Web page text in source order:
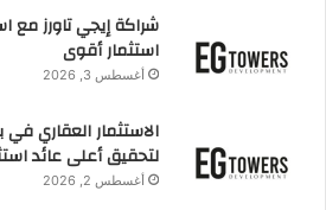
شراكة إيجي تاورز مع
استثمار أقوى
أغسطس 3, 2026
الاستثمار العقاري
لتحقيق أعلى عائد
أغسطس 2, 2026